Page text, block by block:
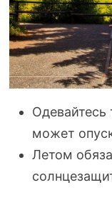
Одевайтесь
может
Летом